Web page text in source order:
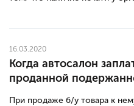
16.03.2020
Когда автосалон
проданной
При продаже б/у товара к